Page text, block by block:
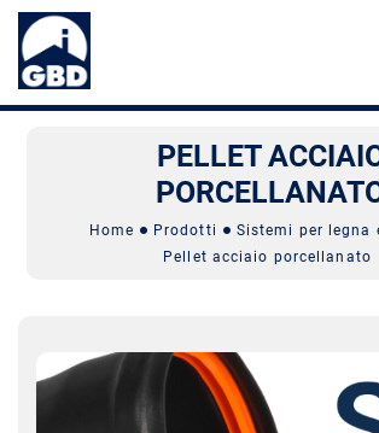
PELLET
Home Prodotti
Sistemi per legna
Pellet acciaio porcellanato